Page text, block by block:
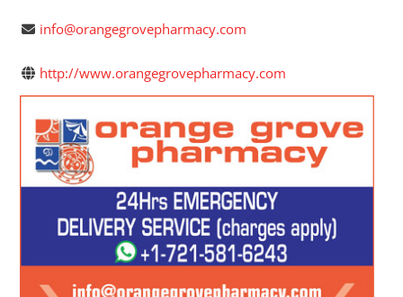
info@orangegrovepharmacy.com
http://www.orangegrovepharmacy.com